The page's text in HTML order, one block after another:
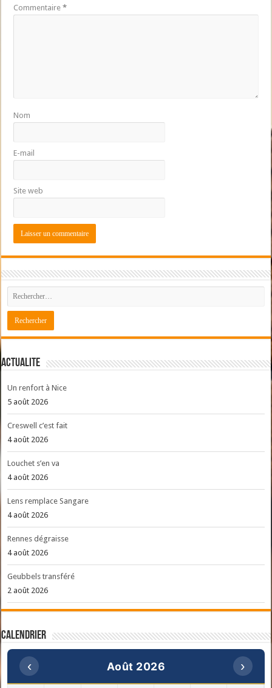
Commentaire*
Nom
E-mail
Site web
ACTUALITE
Un renfort à Nice
5 août 2026
Creswell c’est fait
4 août 2026
Louchet s’en va
4 août 2026
Lens remplace Sangare
4 août 2026
Rennes dégraisse
4 août 2026
Geubbels transféré
2 août 2026
Calendrier
‹ Août 2026 ›